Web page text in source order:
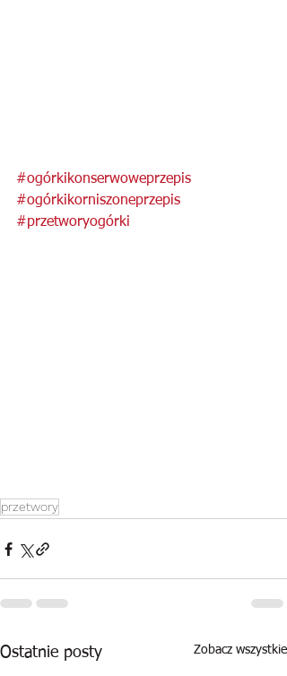
#ogórkikonserwoweprzepis
#ogórkikorniszoneprzepis
#przetworyogórki
przetwory
Ostatnie posty Zobacz wszystkie